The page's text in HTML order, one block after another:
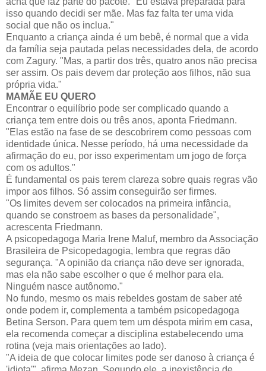
isso quando decidi ser mãe. Mas faz falta ter uma vida
social que não os inclua."
Enquanto a criança ainda é um bebê, é normal que a vida
da família seja pautada pelas necessidades dela, de acordo
com Zagury. "Mas, a partir dos três, quatro anos não precisa
ser assim. Os pais devem dar proteção aos filhos, não sua
própria vida."
MAMÃE EU QUERO
Encontrar o equilíbrio pode ser complicado quando a
criança tem entre dois ou três anos, aponta Friedmann.
"Elas estão na fase de se descobrirem como pessoas com
identidade única. Nesse período, há uma necessidade da
afirmação do eu, por isso experimentam um jogo de força
com os adultos."
É fundamental os pais terem clareza sobre quais regras vão
impor aos filhos. Só assim conseguirão ser firmes.
"Os limites devem ser colocados na primeira infância,
quando se constroem as bases da personalidade",
acrescenta Friedmann.
A psicopedagoga Maria Irene Maluf, membro da Associação
Brasileira de Psicopedagogia, lembra que regras dão
segurança. "A opinião da criança não deve ser ignorada,
mas ela não sabe escolher o que é melhor para ela.
Ninguém nasce autônomo."
No fundo, mesmo os mais rebeldes gostam de saber até
onde podem ir, complementa a também psicopedagoga
Betina Serson. Para quem tem um déspota mirim em casa,
ela recomenda começar a disciplina estabelecendo uma
rotina (veja mais orientações ao lado).
"A ideia de que colocar limites pode ser danoso à criança é